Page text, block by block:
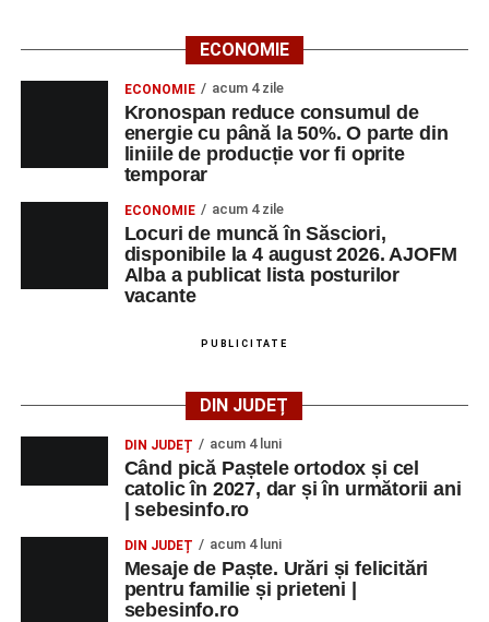
ECONOMIE
ECONOMIE acum 4 zile
Kronospan reduce consumul de
energie cu până la 50%. O parte din
liniile de producție vor fi oprite
temporar
ECONOMIE acum 4 zile
Locuri de muncă în Săsciori,
disponibile la 4 august 2026. AJOFM
Alba a publicat lista posturilor
vacante
PUBLICITATE
DIN JUDEȚ
DIN JUDEȚ acum 4 luni
Când pică Paștele ortodox și cel
catolic în 2027, dar și în următorii ani
| sebesinfo.ro
DIN JUDEȚ acum 4 luni
Mesaje de Paște. Urări și felicitări
pentru familie și prieteni |
sebesinfo.ro